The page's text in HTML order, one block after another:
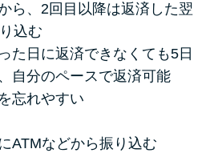
ら、2回目以降は返済した翌
込む
た日に返済できなくても5日
自分のペースで返済可能
忘れやすい
ATMなどから振り込む